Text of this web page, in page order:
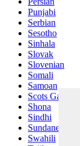
Punjabi
Serbian
Sesotho
Sinhala
Slovak
Slovenian
Somali
Samoan
Scots Gaelic
Shona
Sindhi
Sundanese
Swahili